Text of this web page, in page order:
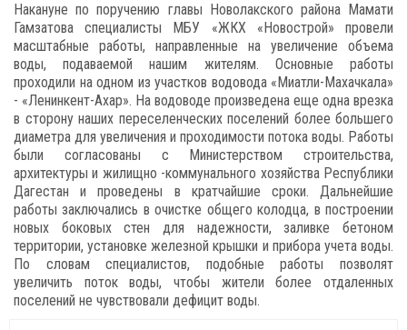
Накануне по поручению главы Новолакского района Мамати
Гамзатова специалисты МБУ «ЖКХ «Новострой» провели
масштабные работы, направленные на увеличение объема
воды, подаваемой нашим жителям. Основные работы
проходили на одном из участков водовода «Миатли-Махачкала»
- «Ленинкент-Ахар». На водоводе произведена еще одна врезка
в сторону наших переселенческих поселений более большего
диаметра для увеличения и проходимости потока воды. Работы
были согласованы с Министерством строительства,
архитектуры и жилищно -коммунального хозяйства Республики
Дагестан и проведены в кратчайшие сроки. Дальнейшие
работы заключались в очистке общего колодца, в построении
новых боковых стен для надежности, заливке бетоном
территории, установке железной крышки и прибора учета воды.
По словам специалистов, подобные работы позволят
увеличить поток воды, чтобы жители более отдаленных
поселений не чувствовали дефицит воды.